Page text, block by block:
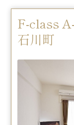
F-class
石川町